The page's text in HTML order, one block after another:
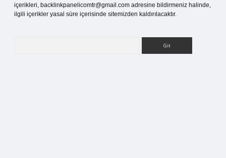
içerikleri, backlinkpanelicomtr@gmail.com adresine bildirmeniz halinde,
ilgili içerikler yasal süre içerisinde sitemizden kaldırılacaktır.